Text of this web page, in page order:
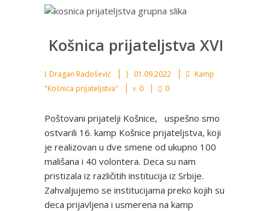
Košnica prijateljstva XVI
Dragan Radošević 01.09.2022
Kamp
"Košnica prijateljstva"
0 0
Poštovani prijatelji Košnice, uspešno smo
ostvarili 16. kamp Košnice prijateljstva, koji
je realizovan u dve smene od ukupno 100
mališana i 40 volontera. Deca su nam
pristizala iz različitih institucija iz Srbije.
Zahvaljujemo se institucijama preko kojih su
deca prijavljena i usmerena na kamp